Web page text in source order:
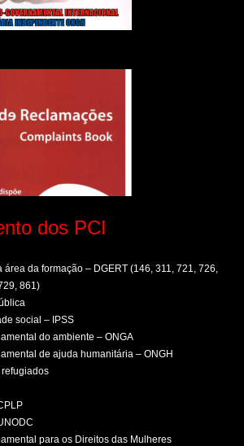
dos PCI
da formação – DGERT (146, 311, 721, 726,
861)
social – IPSS
do ambiente – ONGA
de ajuda humanitária – ONGH
para os Direitos das Mulheres